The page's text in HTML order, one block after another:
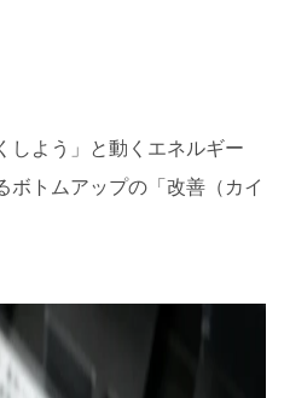
しよう」と動くエネルギー
ボトムアップの「改善（カイ